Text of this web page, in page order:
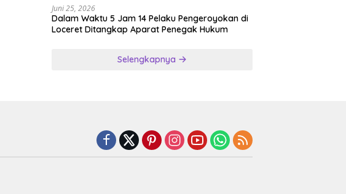
Juni 25, 2026
Dalam Waktu 5 Jam 14 Pelaku Pengeroyokan di
Loceret Ditangkap Aparat Penegak Hukum
Selengkapnya